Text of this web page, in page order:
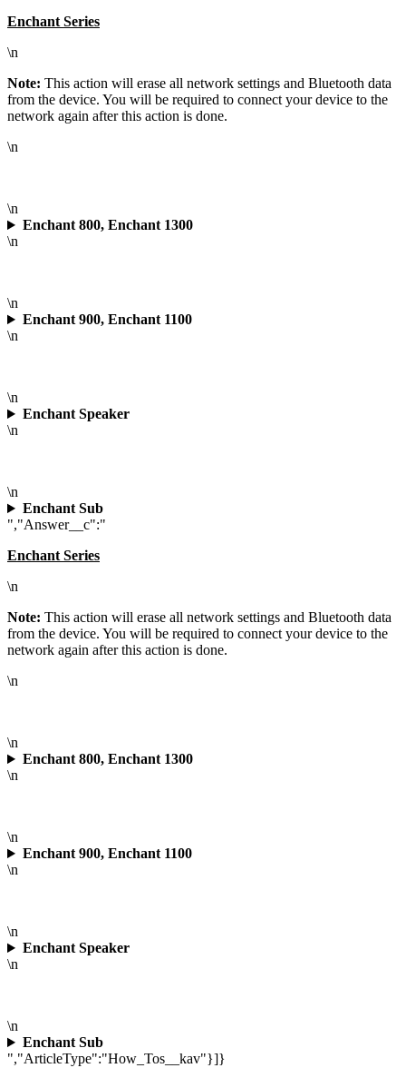
Enchant Series
\n
Note: This action will erase all network settings and Bluetooth data
from the device. You will be required to connect your device to the
network again after this action is done.
\n
\n
Enchant 800, Enchant 1300
\n
\n
Enchant 900, Enchant 1100
\n
\n
Enchant Speaker
\n
\n
Enchant Sub
","Answer__c":"
Enchant Series
\n
Note: This action will erase all network settings and Bluetooth data
from the device. You will be required to connect your device to the
network again after this action is done.
\n
\n
Enchant 800, Enchant 1300
\n
\n
Enchant 900, Enchant 1100
\n
\n
Enchant Speaker
\n
\n
Enchant Sub
","ArticleType":"How_Tos__kav"}]}